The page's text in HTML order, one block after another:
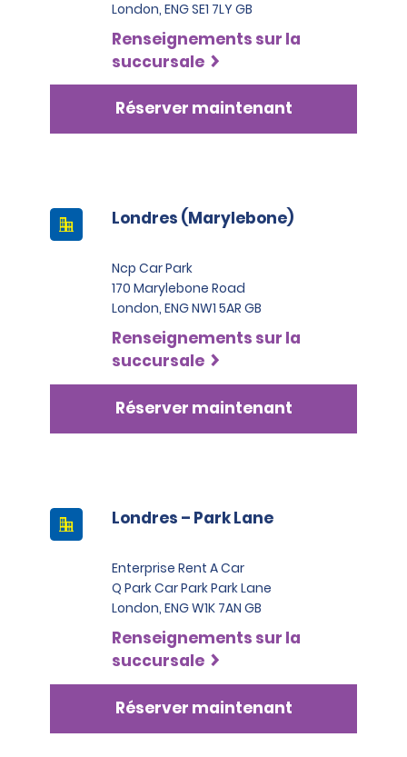
London, ENG SE1 7LY GB
Renseignements sur la
succursale
Réserver maintenant
Londres (Marylebone)
Ncp Car Park
170 Marylebone Road
London, ENG NW1 5AR GB
Renseignements sur la
succursale
Réserver maintenant
Londres – Park Lane
Enterprise Rent A Car
Q Park Car Park Park Lane
London, ENG W1K 7AN GB
Renseignements sur la
succursale
Réserver maintenant